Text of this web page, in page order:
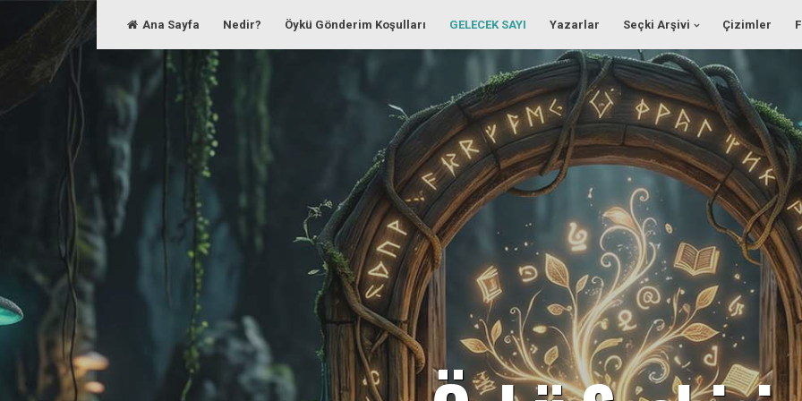
Ana Sayfa Nedir? Öykü Gönderim Koşulları GELECEK SAYI Yazarlar Seçki Arşivi Çizimler